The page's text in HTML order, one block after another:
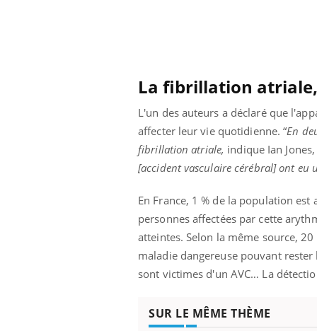
La fibrillation
L'un des auteurs a déclaré que
affecter leur vie quotidienne. “En
fibrillation atriale, indique Ian
[accident vasculaire cérébral] ont eu
En France, 1 % de la population
personnes affectées par cette
atteintes. Selon la même source,
maladie dangereuse pouvant
sont victimes d'un AVC… La
SUR LE MÊME THÈME